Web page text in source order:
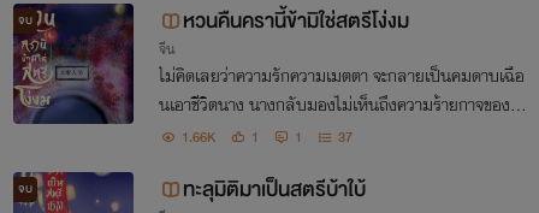
จบ หวนคืนครานี้ข้ามิใช่สตรีโง่งม
จีน
ไม่คิดเลยว่าความรักความเมตตา จะกลายเป็นคมดาบเฉือ
นเอาชีวิตนาง นางกลับมองไม่เห็นถึงความร้ายกาจของน้
องสาวและคนรักที่กล้าทรยศหักหลัง มุ่งสู่ให้บิดาและพี่ช
1.66K 1 1 37
จบ ทะลุมิติมาเป็นสตรีบ้าใบ้